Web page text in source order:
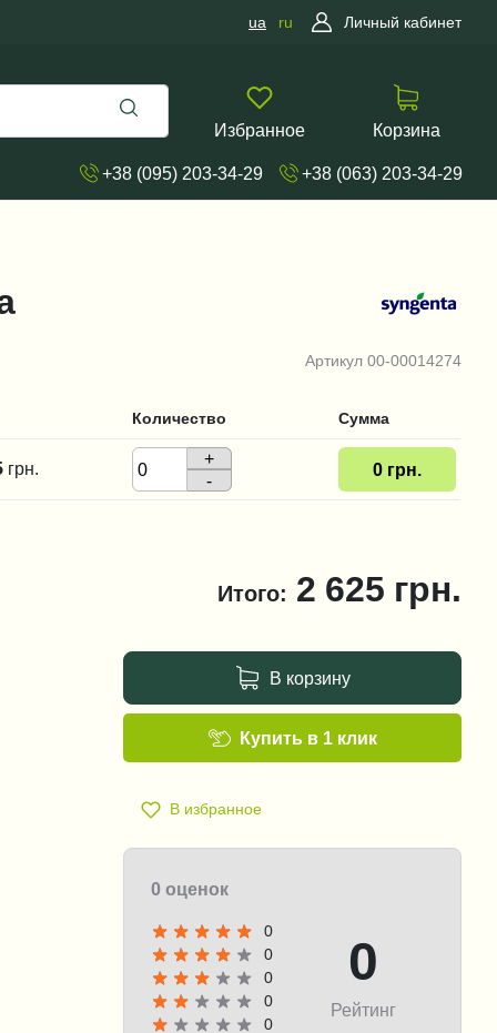
ua ru Личный кабинет
Избранное Корзина
+38 (095) 203-34-29 +38 (063) 203-34-29
Артикул 00-00014274
Количество Сумма
грн.
+
-
0 грн.
Итого: 2 625 грн.
В корзину
В избранное
Купить в 1 клик
0 оценок
0
0
0
0
0
0
Рейтинг